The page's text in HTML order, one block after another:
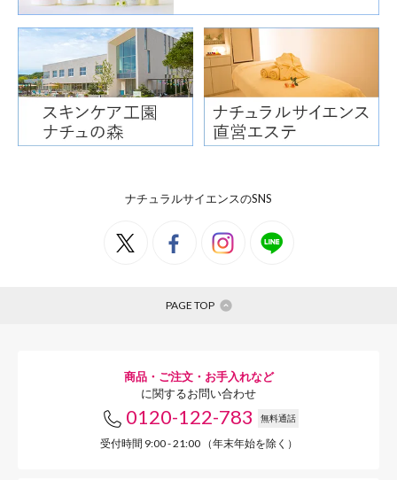
スーパー抗
ジング悩み
メラニン生成の原因となる活
ナチュラルサイエンスのSNS
PAGE TOP
商品・ご注文・お手入れなど
に関するお問い合わせ
0120-122-783 無料通話
受付時間 9:00 - 21:00 （年末年始を除く）